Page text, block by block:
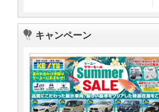
キャンペーン